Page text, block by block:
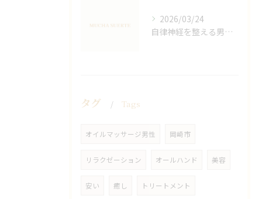
2026/03/24
自律神経を整える男性オイルマッサージ
タグ Tags
オイルマッサージ男性 岡崎市
リラクゼーション オールハンド 美容
安い 癒し トリートメント